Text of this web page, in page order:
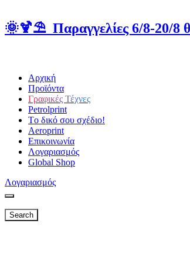
🌞🍹⛱️ Παραγγελίες 6/8-20/8
Αρχική
Προϊόντα
Γραφικές Τέχνες
Petrolprint
Tο δικό σου σχέδιο!
Aeroprint
Επικοινωνία
Λογαριασμός
Global Shop
Λογαριασμός